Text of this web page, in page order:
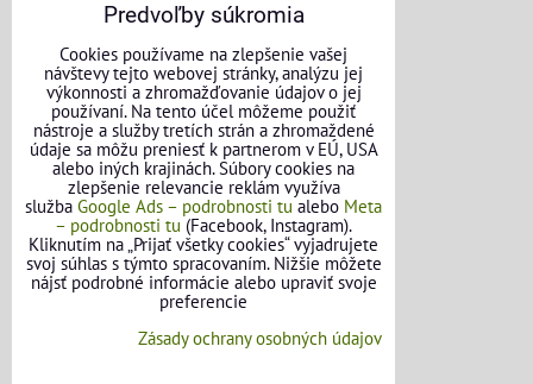
KONTAKTNÉ ÚDAJE
O nás
Kontakt
Požičovňa náradia
Názory našich zákazníkov
Mapa stránok
SLEDUJTE NÁS
Predvoľby súkromia
Cookies používame na zlepšenie vašej
návštevy tejto webovej stránky, analýzu jej
výkonnosti a zhromažďovanie údajov o jej
používaní. Na tento účel môžeme použiť
nástroje a služby tretích strán a zhromaždené
údaje sa môžu preniesť k partnerom v EÚ, USA
alebo iných krajinách. Súbory cookies na
zlepšenie relevancie reklám využíva
služba Google Ads – podrobnosti tu alebo Meta
– podrobnosti tu (Facebook, Instagram).
Kliknutím na „Prijať všetky cookies“ vyjadrujete
svoj súhlas s týmto spracovaním. Nižšie môžete
nájsť podrobné informácie alebo upraviť svoje
preferencie
Zásady ochrany osobných údajov